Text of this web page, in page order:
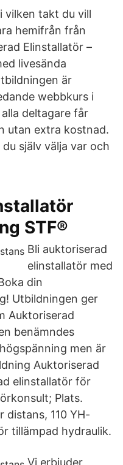
vilken takt du vill
hemifrån från
Elinstallatör –
livesända
är
webbkurs i
deltagare får
utan extra kostnad.
själv välja var och
STF®
Bli auktoriserad
elinstallatör med
din
Utbildningen ger
Auktoriserad
benämndes
men är
Auktoriserad
elinstallatör för
Plats.
distans, 110 YH-
tillämpad hydraulik.
Vi erbjuder